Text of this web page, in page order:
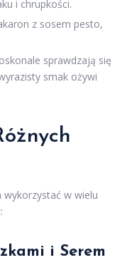
i chrupkości.
z sosem pesto,
sprawdzają się
smak ożywi
wykorzystać w wielu
i Serem